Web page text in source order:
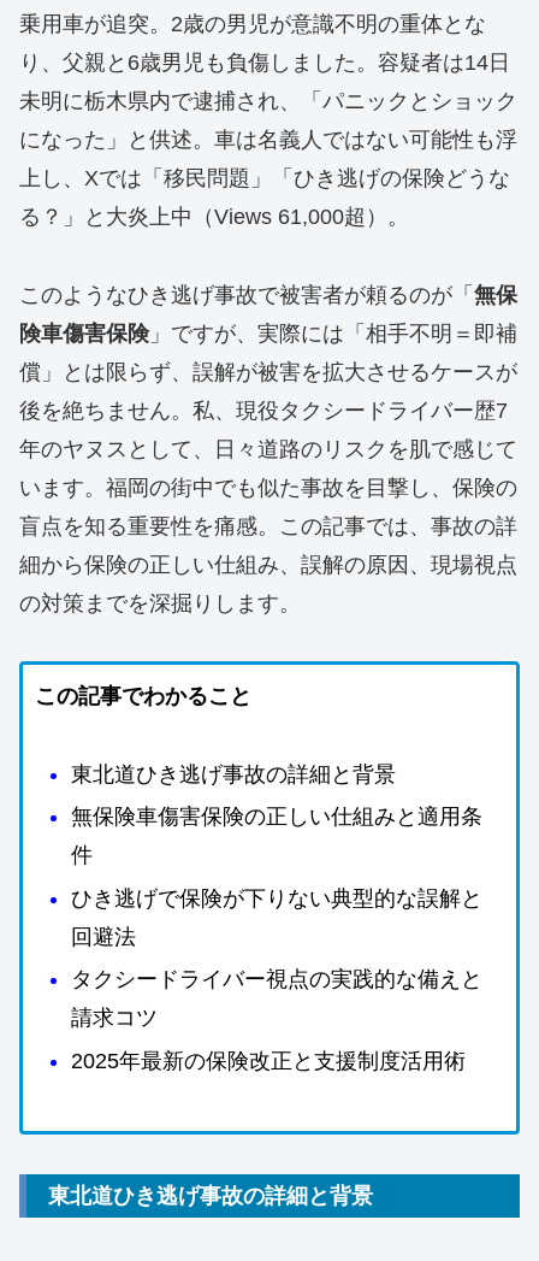
乗用車が追突。2歳の男児が意識不明の重体とな
り、父親と6歳男児も負傷しました。容疑者は14日
未明に栃木県内で逮捕され、「パニックとショック
になった」と供述。車は名義人ではない可能性も浮
上し、Xでは「移民問題」「ひき逃げの保険どうな
る？」と大炎上中（Views 61,000超）。
このようなひき逃げ事故で被害者が頼るのが「 無保
険車傷害保険」ですが、実際には「相手不明＝即補
償」とは限らず、誤解が被害を拡大させるケースが
後を絶ちません。私、現役タクシードライバー歴7
年のヤヌスとして、日々道路のリスクを肌で感じて
います。福岡の街中でも似た事故を目撃し、保険の
盲点を知る重要性を痛感。この記事では、事故の詳
細から保険の正しい仕組み、誤解の原因、現場視点
の対策までを深掘りします。
この記事でわかること
東北道ひき逃げ事故の詳細と背景
無保険車傷害保険の正しい仕組みと適用条
件
ひき逃げで保険が下りない典型的な誤解と
回避法
タクシードライバー視点の実践的な備えと
請求コツ
2025年最新の保険改正と支援制度活用術
東北道ひき逃げ事故の詳細と背景